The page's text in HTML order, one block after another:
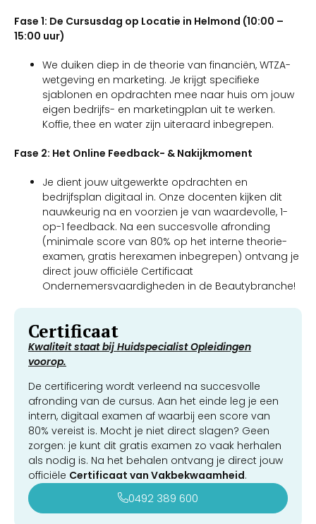
Fase 1: De Cursusdag op Locatie in Helmond (10:00 –
15:00 uur)
We duiken diep in de theorie van financiën, WTZA-
wetgeving en marketing. Je krijgt specifieke
sjablonen en opdrachten mee naar huis om jouw
eigen bedrijfs- en marketingplan uit te werken.
Koffie, thee en water zijn uiteraard inbegrepen.
Fase 2: Het Online Feedback- & Nakijkmoment
Je dient jouw uitgewerkte opdrachten en
bedrijfsplan digitaal in. Onze docenten kijken dit
nauwkeurig na en voorzien je van waardevolle, 1-
op-1 feedback. Na een succesvolle afronding
(minimale score van 80% op het interne theorie-
examen, gratis herexamen inbegrepen) ontvang je
direct jouw officiële Certificaat
Ondernemersvaardigheden in de Beautybranche!
Certificaat
Kwaliteit staat bij Huidspecialist Opleidingen
voorop.
De certificering wordt verleend na succesvolle
afronding van de cursus. Aan het einde leg je een
intern, digitaal examen af waarbij een score van
80% vereist is. Mocht je niet direct slagen? Geen
zorgen: je kunt dit gratis examen zo vaak herhalen
als nodig is. Na het behalen ontvang je direct jouw
officiële Certificaat van Vakbekwaamheid.
0492 389 600